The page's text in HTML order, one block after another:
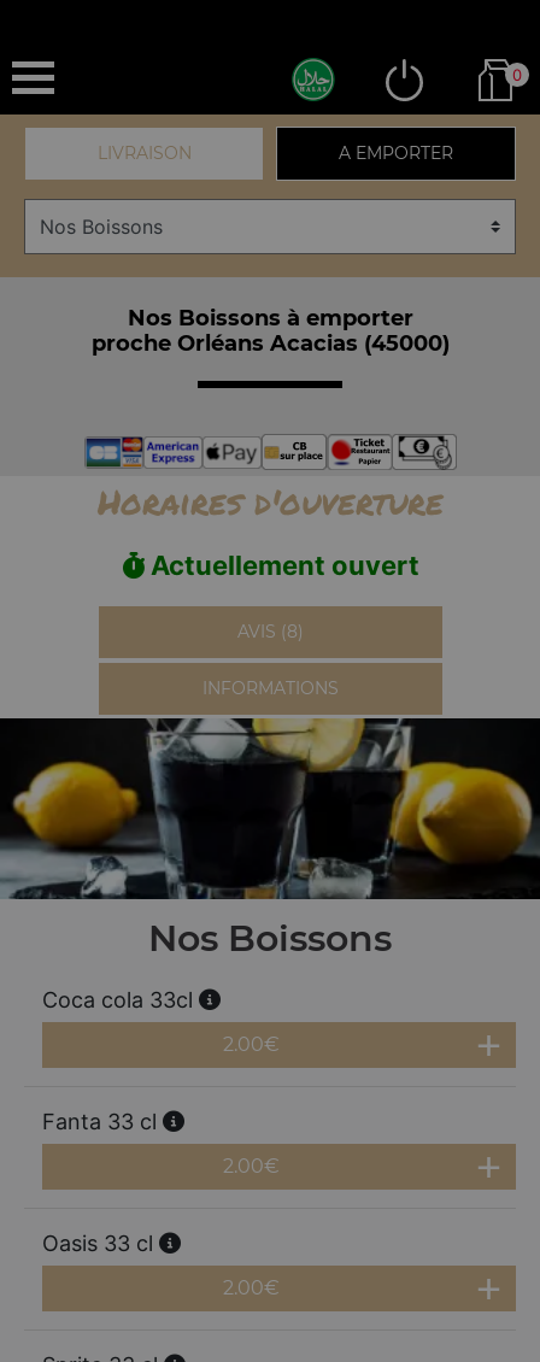
0
LIVRAISON A EMPORTER
Nos Boissons à emporter
proche Orléans Acacias (45000)
Horaires d'ouverture
Actuellement ouvert
AVIS (8)
INFORMATIONS
Nos Boissons
Coca cola 33cl
2.00€
Fanta 33 cl
2.00€
Oasis 33 cl
2.00€